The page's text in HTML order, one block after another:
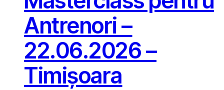
Antrenori –
22.06.2026 –
Timișoara